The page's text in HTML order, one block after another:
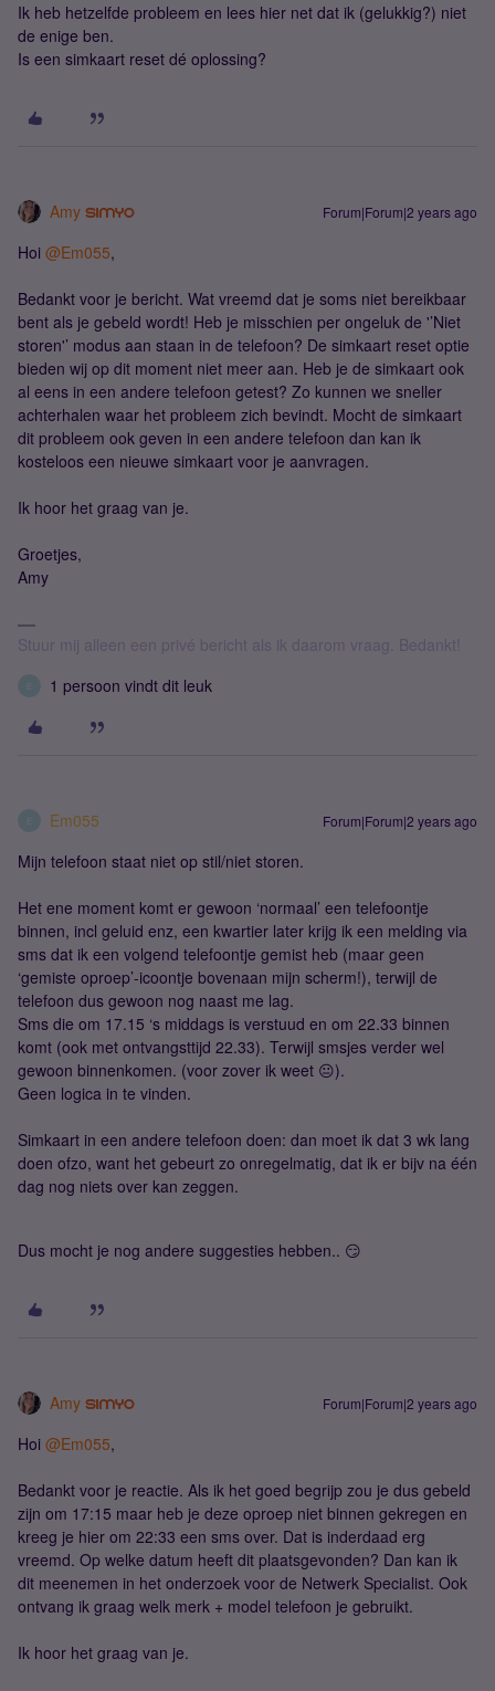
Ik heb hetzelfde probleem en lees hier net dat ik (gelukkig?) niet
de enige ben.
Is een simkaart reset dé oplossing?
Amy Forum|Forum|2 years ago
Hoi @Em055,
Bedankt voor je bericht. Wat vreemd dat je soms niet bereikbaar
bent als je gebeld wordt! Heb je misschien per ongeluk de '’Niet
storen'’ modus aan staan in de telefoon? De simkaart reset optie
bieden wij op dit moment niet meer aan. Heb je de simkaart ook
al eens in een andere telefoon getest? Zo kunnen we sneller
achterhalen waar het probleem zich bevindt. Mocht de simkaart
dit probleem ook geven in een andere telefoon dan kan ik
kosteloos een nieuwe simkaart voor je aanvragen.
Ik hoor het graag van je.
Groetjes,
Amy
Stuur mij alleen een privé bericht als ik daarom vraag. Bedankt!
1 persoon vindt dit leuk
Em055 Forum|Forum|2 years ago
Mijn telefoon staat niet op stil/niet storen.
Het ene moment komt er gewoon ‘normaal’ een telefoontje
binnen, incl geluid enz, een kwartier later krijg ik een melding via
sms dat ik een volgend telefoontje gemist heb (maar geen
‘gemiste oproep’-icoontje bovenaan mijn scherm!), terwijl de
telefoon dus gewoon nog naast me lag.
Sms die om 17.15 ‘s middags is verstuud en om 22.33 binnen
komt (ook met ontvangsttijd 22.33). Terwijl smsjes verder wel
gewoon binnenkomen. (voor zover ik weet 😐).
Geen logica in te vinden.
Simkaart in een andere telefoon doen: dan moet ik dat 3 wk lang
doen ofzo, want het gebeurt zo onregelmatig, dat ik er bijv na één
dag nog niets over kan zeggen.
Dus mocht je nog andere suggesties hebben.. 😏
Amy Forum|Forum|2 years ago
Hoi @Em055,
Bedankt voor je reactie. Als ik het goed begrijp zou je dus gebeld
zijn om 17:15 maar heb je deze oproep niet binnen gekregen en
kreeg je hier om 22:33 een sms over. Dat is inderdaad erg
vreemd. Op welke datum heeft dit plaatsgevonden? Dan kan ik
dit meenemen in het onderzoek voor de Netwerk Specialist. Ook
ontvang ik graag welk merk + model telefoon je gebruikt.
Ik hoor het graag van je.